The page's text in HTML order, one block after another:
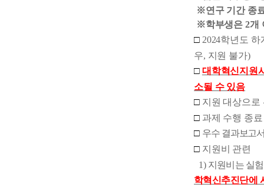
※연구 기간 종
※학부생은2개
□ 2024학년도 하
우, 지원 불가)
□ 대학혁신지원
소될 수 있음
□ 지원 대상으로
□ 과제 수행 종
□ 우수 결과보고
□ 지원비 관련
1) 지원비는 실
학혁신추진단에